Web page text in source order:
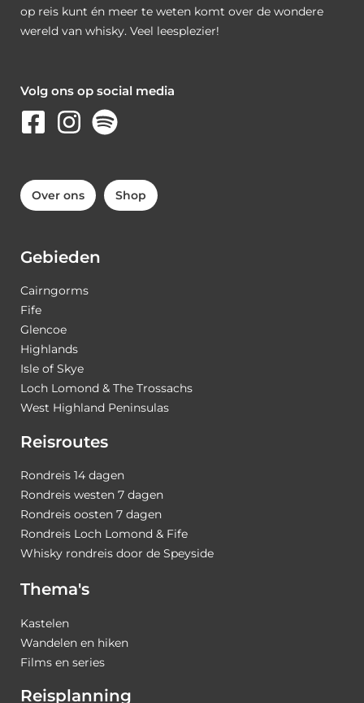
op reis kunt én meer te weten komt over de wondere
wereld van whisky. Veel leesplezier!
Volg ons op social media
Over ons Shop
Gebieden
Cairngorms
Fife
Glencoe
Highlands
Isle of Skye
Loch Lomond & The Trossachs
West Highland Peninsulas
Reisroutes
Rondreis 14 dagen
Rondreis westen 7 dagen
Rondreis oosten 7 dagen
Rondreis Loch Lomond & Fife
Whisky rondreis door de Speyside
Thema's
Kastelen
Wandelen en hiken
Films en series
Reisplanning